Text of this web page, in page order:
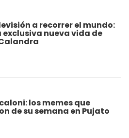
a recorrer el mundo:
exclusiva nueva vida de
los memes que
de su semana en Pujato